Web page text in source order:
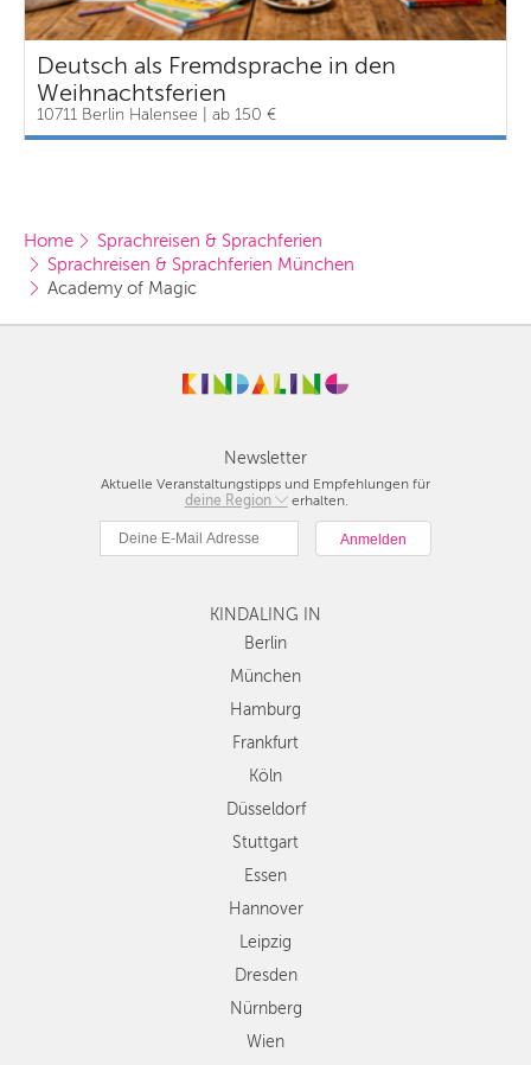
Deutsch als Fremdsprache in den
Weihnachtsferien
10711 Berlin Halensee | ab 150 €
Home
Sprachreisen & Sprachferien
Sprachreisen & Sprachferien München
Academy of Magic
Newsletter
Aktuelle Veranstaltungstipps und Empfehlungen für
deine Region
Berlin
München
Hamburg
Köln
Düsseldorf
Stuttgart
Essen
Dresden
Nürnberg
Wien
Zürich
Andere
Regionen
erhalten.
KINDALING IN
Berlin
München
Hamburg
Frankfurt
Köln
Düsseldorf
Stuttgart
Essen
Hannover
Leipzig
Dresden
Nürnberg
Wien